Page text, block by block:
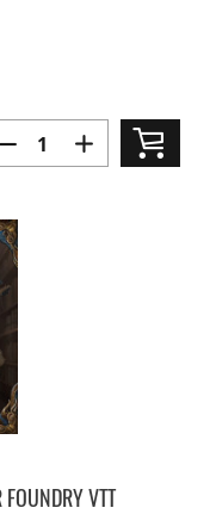
VTT